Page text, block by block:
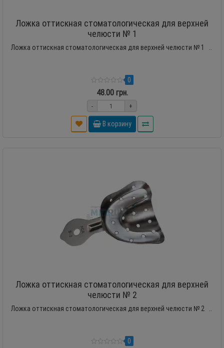
Ложка оттискная стоматологическая для верхней
челюсти № 1
Ложка оттискная стоматологическая для верхней челюсти № 1 ..
0
48.00 грн.
- +
В корзину
Ложка оттискная стоматологическая для верхней
челюсти № 2
Ложка оттискная стоматологическая для верхней челюсти № 2 ..
0